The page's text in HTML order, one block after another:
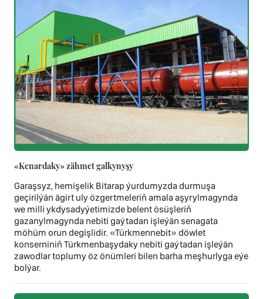
«Kenardaky» zähmet galkynyşy
Garaşsyz, hemişelik Bitarap ýurdumyzda durmuşa
geçirilýän ägirt uly özgertmeleriň amala aşyrylmagynda
we milli ykdysadyýetimizde belent ösüşleriň
gazanylmagynda nebiti gaýtadan işleýän senagata
möhüm orun degişlidir. «Türkmennebit» döwlet
konserniniň Türkmenbaşydaky nebiti gaýtadan işleýän
zawodlar toplumy öz önümleri bilen barha meşhurlyga eýe
bolýar.